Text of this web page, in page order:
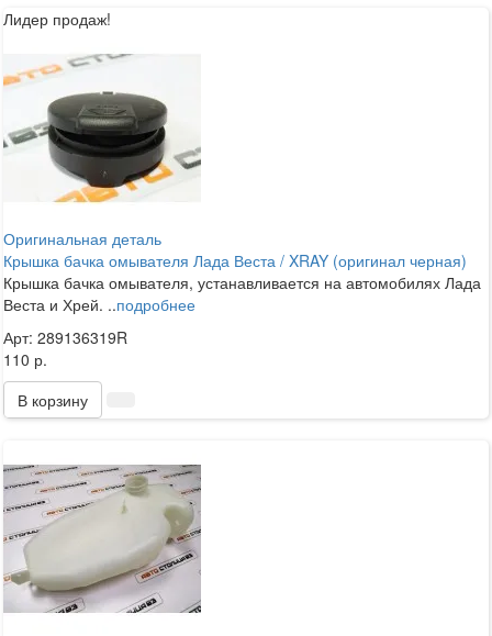
Лидер продаж!
Оригинальная деталь
Крышка бачка омывателя Лада Веста / XRAY (оригинал черная)
Крышка бачка омывателя, устанавливается на автомобилях Лада
Веста и Хрей. ..подробнее
Арт: 289136319R
110 р.
В корзину